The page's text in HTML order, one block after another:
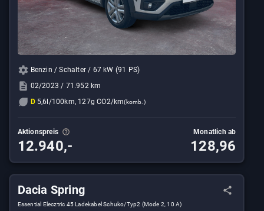
Benzin / Schalter / 67 kW (91 PS)
02/2023 / 71.952 km
D 5,6l/100km, 127g CO2/km(komb.)
Aktionspreis
12.940,-
Monatlich ab
128,96
Dacia Spring
Essential Elecztric 45 Ladekabel Schuko/Typ2 (Mode 2, 10 A)